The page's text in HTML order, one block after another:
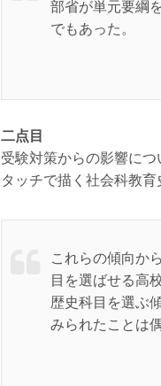
部省が単元要綱
でもあった。
二点目
受験対策からの影響に
タッチで描く社会科教
これらの傾向か
目を選ばせる高
歴史科目を選ぶ
みられたことは